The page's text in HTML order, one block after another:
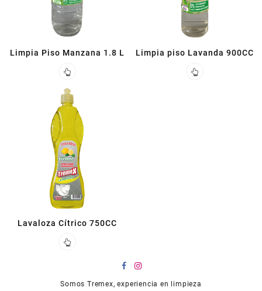
Limpia Piso Manzana 1.8 L Limpia piso Lavanda 900CC
Lavaloza Cítrico 750CC
Somos Tremex, experiencia en limpieza